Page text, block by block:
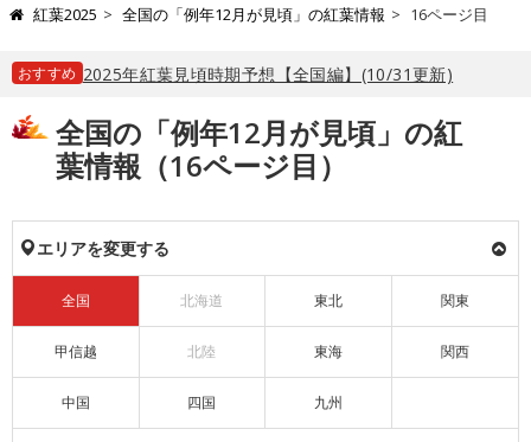
紅葉2025 全国の「例年12月が見頃」の紅葉情報 16ページ目
おすすめ 2025年紅葉見頃時期予想【全国編】(10/31更新)
全国の「例年12月が見頃」の紅
葉情報（16ページ目）
エリアを変更する
全国 北海道 東北 関東
甲信越 北陸 東海 関西
中国 四国 九州